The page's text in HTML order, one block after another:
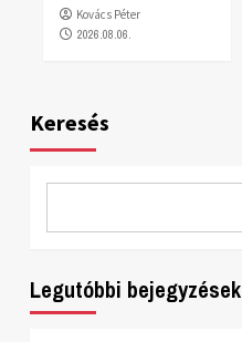
Kovács Péter
2026.08.06.
Keresés
Legutóbbi bejegyzések